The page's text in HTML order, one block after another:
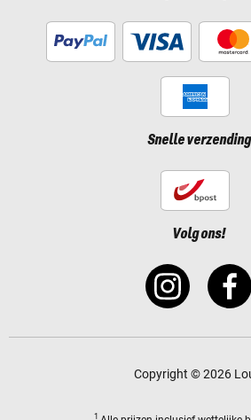
Snelle verzending
Volg ons!
Copyright © 2026
1